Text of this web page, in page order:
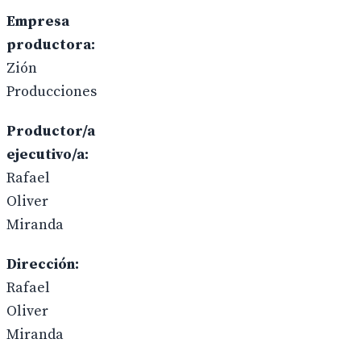
Empresa
productora:
Zión
Producciones
Productor/a
ejecutivo/a:
Rafael
Oliver
Miranda
Dirección:
Rafael
Oliver
Miranda